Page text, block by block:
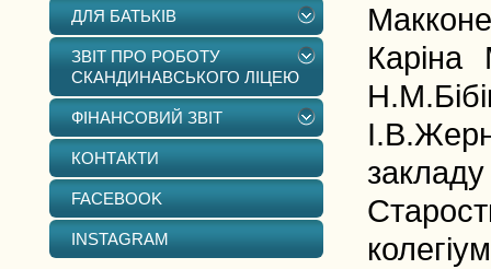
ДЛЯ БАТЬКІВ
ЗВІТ ПРО РОБОТУ
СКАНДИНАВСЬКОГО ЛІЦЕЮ
ФІНАНСОВИЙ ЗВІТ
КОНТАКТИ
FACEBOOK
INSTAGRAM
закладу